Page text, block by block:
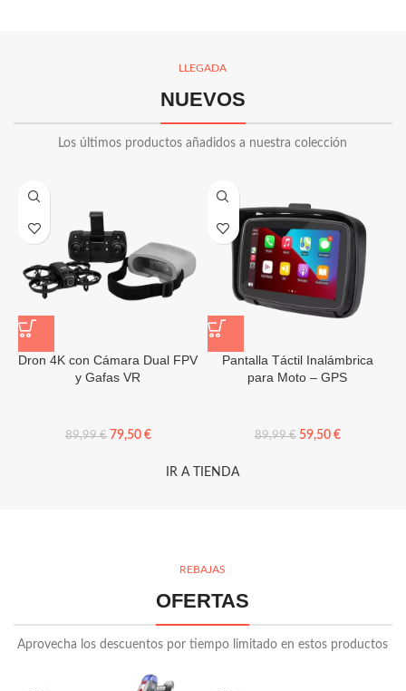
LLEGADA
NUEVOS
Los últimos productos añadidos a nuestra colección
Dron 4K con Cámara Dual FPV
y Gafas VR
89,99€ 79,50 €
Pantalla Táctil Inalámbrica
para Moto – GPS
89,99€ 59,50 €
IR A TIENDA
REBAJAS
OFERTAS
Aprovecha los descuentos por tiempo limitado en estos productos